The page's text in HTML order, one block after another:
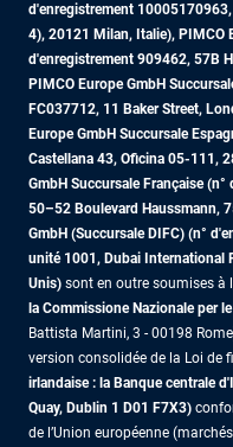
d'enregistrement
4), 20121 Milan, Italie), PIMCO
d'enregistrement 909462, 57B
PIMCO Europe GmbH
FC037712, 11 Baker Street,
Europe GmbH Succursale
Castellana 43, Oficina 05-111,
GmbH Succursale Française
50–52 Boulevard Haussmann,
GmbH (Succursale DIFC) (n°
unité 1001, Dubai International
Unis) sont en outre soumises à
la Commissione Nazionale per
Battista Martini, 3 - 00198
version consolidée de la Loi de
irlandaise : la Banque centrale
Quay, Dublin 1 D01 F7X3)
de l’Union européenne